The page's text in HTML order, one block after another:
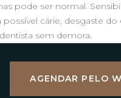
pode ser normal.
cárie, desgaste do
sem demora.
AGENDAR PELO